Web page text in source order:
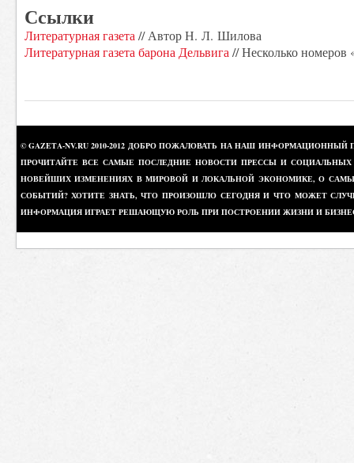
Ссылки
Литературная газета // Автор Н. Л. Шилова
Литературная газета барона Дельвига // Несколько номеров
© GAZETA-NV.RU 2010-2012 ДОБРО ПОЖАЛОВАТЬ НА НАШ
ПРОЧИТАЙТЕ ВСЕ САМЫЕ ПОСЛЕДНИЕ НОВОСТИ ПРЕССЫ И
НОВЕЙШИХ ИЗМЕНЕНИЯХ В МИРОВОЙ И ЛОКАЛЬНОЙ ЭКОНОМИКЕ, О
СОБЫТИЙ? ХОТИТЕ ЗНАТЬ, ЧТО ПРОИЗОШЛО СЕГОДНЯ И ЧТО МОЖЕТ
ИНФОРМАЦИЯ ИГРАЕТ РЕШАЮЩУЮ РОЛЬ ПРИ ПОСТРОЕНИИ ЖИЗНИ И